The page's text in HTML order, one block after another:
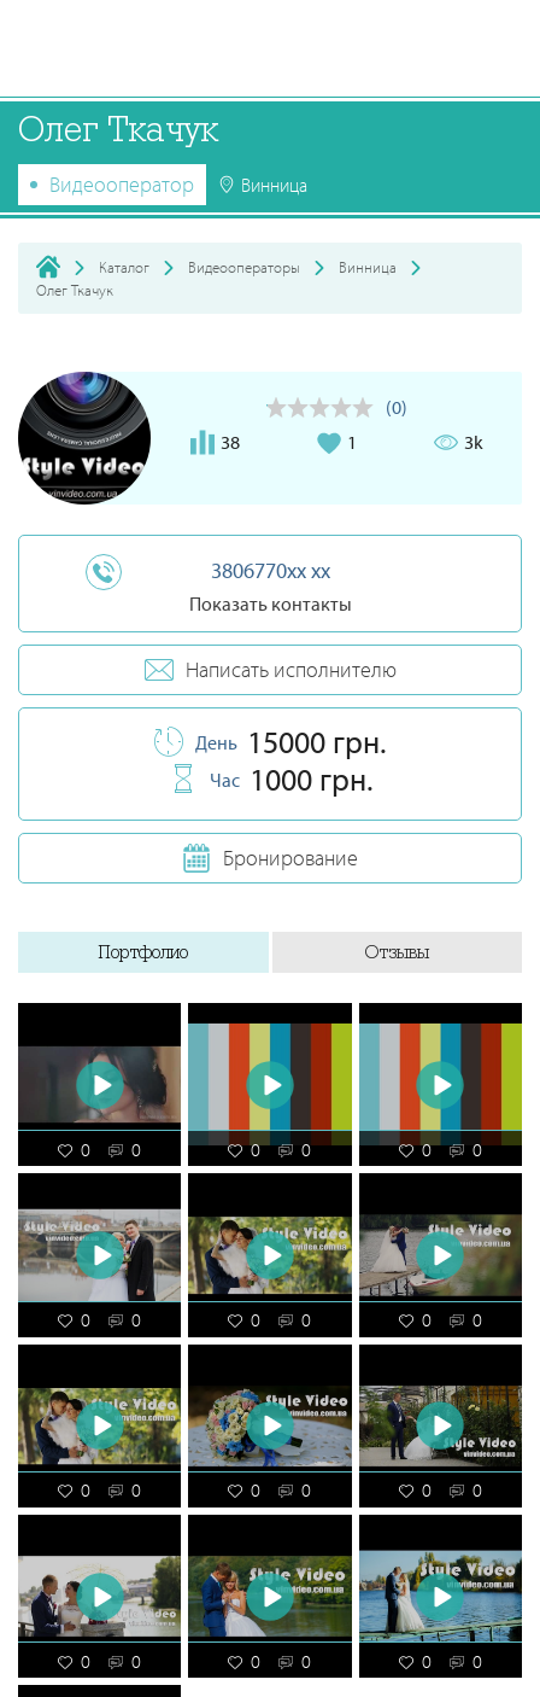
Олег Ткачук
Видеооператор Винница
Каталог Видеооператоры
Винница
Олег Ткачук
(0)
38
1 3k
3806770xx xx
Показать контакты
Написать исполнителю
День 15000 грн.
Час 1000 грн.
Бронирование
Портфолио Отзывы
0 0 0 0 0 0
0 0 0 0 0 0
0 0 0 0 0 0
0 0 0 0 0 0